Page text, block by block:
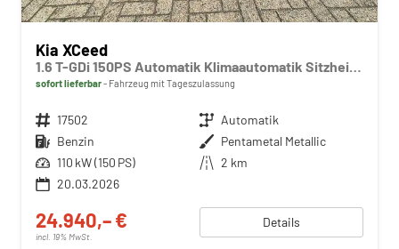
Kia XCeed
1.6 T-GDi 150PS Automatik Klimaautomatik Sitzheizung Lenkradheizung Navi PDC Rückf.Kamera abged.Scheiben Apple CarPlay Android Auto
sofort lieferbar Fahrzeug mit Tageszulassung
Fahrzeugnr. 17502 Getriebe Automatik
Kraftstoff Benzin Außenfarbe Pentametal Metallic
Leistung 110 kW (150 PS) Kilometerstand 2 km
20.03.2026
24.940,– €
incl. 19% MwSt.
Details